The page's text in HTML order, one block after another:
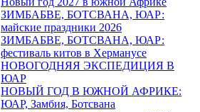
ЗИМБАБВЕ, БОТСВАНА, ЮАР:
майские праздники 2026
ЗИМБАБВЕ, БОТСВАНА, ЮАР:
фестиваль китов в Херманусе
НОВОГОДНЯЯ ЭКСПЕДИЦИЯ В
ЮАР
НОВЫЙ ГОД В ЮЖНОЙ АФРИКЕ:
ЮАР, Замбия, Ботсвана